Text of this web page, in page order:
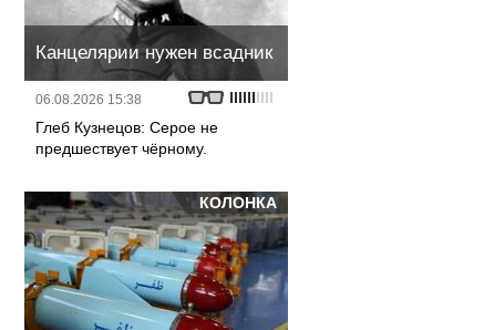
Канцелярии нужен всадник
06.08.2026 15:38
Глеб Кузнецов: Серое не
предшествует чёрному.
КОЛОНКА